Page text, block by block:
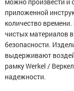
1814 2133
ЦБ-00075264
Опыт
Качество
приложенной
количество
чистых материалов
безопасности.
выдерживают
рамку Werkel /
надежности.